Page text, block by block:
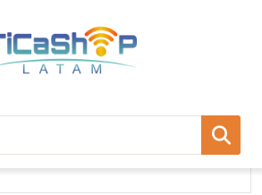
productos que concuerden con